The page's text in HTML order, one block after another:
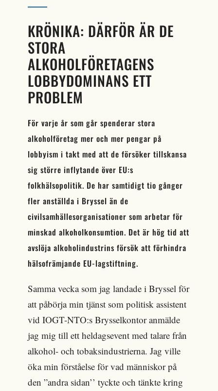
KRÖNIKA: DÄRFÖR ÄR DE
STORA
ALKOHOLFÖRETAGENS
LOBBYDOMINANS ETT
PROBLEM
För varje år som går spenderar stora
alkoholföretag mer och mer pengar på
lobbyism i takt med att de försöker tillskansa
sig större inflytande över EU:s
folkhälsopolitik. De har samtidigt tio gånger
fler anställda i Bryssel än de
civilsamhällesorganisationer som arbetar för
minskad alkoholkonsumtion. Det är hög tid att
avslöja alkoholindustrins försök att förhindra
hälsofrämjande EU-lagstiftning.
Samma vecka som jag landade i Bryssel för
att påbörja min tjänst som politisk assistent
vid IOGT-NTO:s Brysselkontor anmälde
jag mig till ett heldagsevent med talare från
alkohol- och tobaksindustrierna. Jag ville
öka min förståelse för vad människor på
den ”andra sidan’’ tyckte och tänkte kring